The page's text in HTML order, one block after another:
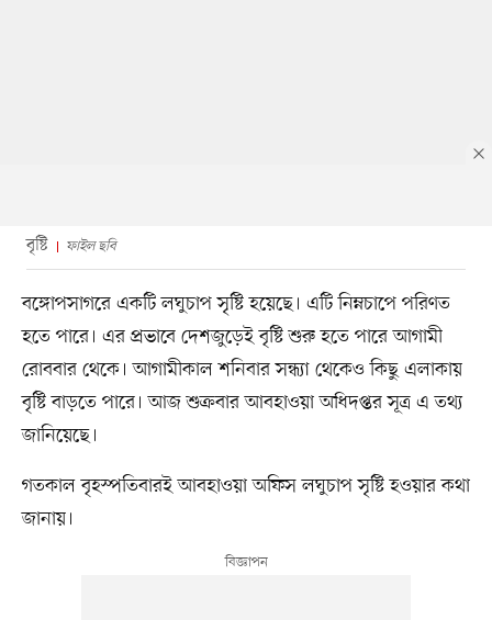
বৃষ্টি ফাইল ছবি
বঙ্গোপসাগরে একটি লঘুচাপ সৃষ্টি হয়েছে। এটি নিম্নচাপে পরিণত
হতে পারে। এর প্রভাবে দেশজুড়েই বৃষ্টি শুরু হতে পারে আগামী
রোববার থেকে। আগামীকাল শনিবার সন্ধ্যা থেকেও কিছু এলাকায়
বৃষ্টি বাড়তে পারে। আজ শুক্রবার আবহাওয়া অধিদপ্তর সূত্র এ তথ্য
জানিয়েছে।
গতকাল বৃহস্পতিবারই আবহাওয়া অফিস লঘুচাপ সৃষ্টি হওয়ার কথা
জানায়।